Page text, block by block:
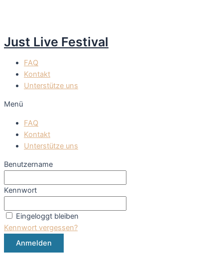
Just Live Festival
FAQ
Kontakt
Unterstütze uns
Menü
FAQ
Kontakt
Unterstütze uns
Benutzername
Kennwort
Eingeloggt bleiben
Kennwort vergessen?